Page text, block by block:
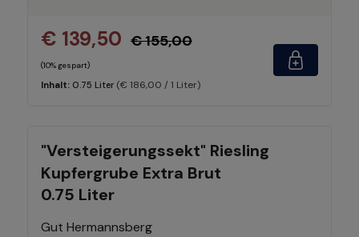
€ 139,50 € 155,00
(10% gespart)
Inhalt: 0.75 Liter (€ 186,00 / 1 Liter)
"Versteigerungssekt" Riesling
Kupfergrube Extra Brut
0.75 Liter
Gut Hermannsberg